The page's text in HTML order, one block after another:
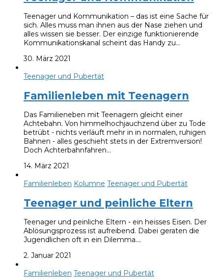
Teenager und Kommunikation – das ist eine Sache für
sich. Alles muss man ihnen aus der Nase ziehen und
alles wissen sie besser. Der einzige funktionierende
Kommunikationskanal scheint das Handy zu…
30. März 2021
Teenager und Pubertät
Familienleben mit Teenagern
Das Familieneben mit Teenagern gleicht einer
Achtebahn. Von himmelhochjauchzend über zu Tode
betrübt - nichts verläuft mehr in in normalen, ruhigen
Bahnen - alles geschieht stets in der Extremversion!
Doch Achterbahnfahren…
14. März 2021
Familienleben Kolumne Teenager und Pubertät
Teenager und peinliche Eltern
Teenager und peinliche Eltern - ein heisses Eisen. Der
Ablösungsprozess ist aufreibend. Dabei geraten die
Jugendlichen oft in ein Dilemma.…
2. Januar 2021
Familienleben Teenager und Pubertät